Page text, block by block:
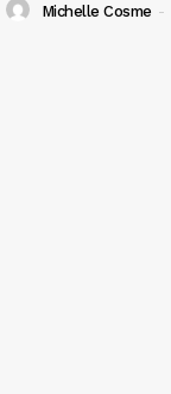
Michelle Cosme -